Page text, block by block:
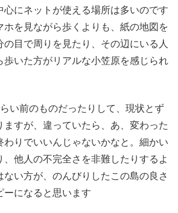
心にネットが使える場所は多いのです
ホを見ながら歩くよりも、紙の地図を
目で周りを見たり、その辺にいる人
歩いた方がリアルな小笠原を感じられ
い前のものだったりして、現状とず
ますが、違っていたら、あ、変わった
わりでいいんじゃないかなと。細かい
、他人の不完全さを非難したりするよ
ない方が、のんびりしたこの島の良さ
ーになると思います